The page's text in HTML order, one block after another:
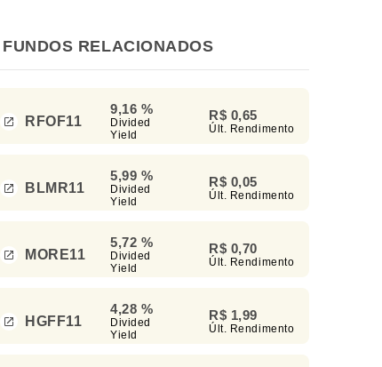
FUNDOS RELACIONADOS
RFOF11
9,16 %
Divided
Yield
R$ 0,65
Últ. Rendimento
BLMR11
5,99 %
Divided
Yield
R$ 0,05
Últ. Rendimento
MORE11
5,72 %
Divided
Yield
R$ 0,70
Últ. Rendimento
HGFF11
4,28 %
Divided
Yield
R$ 1,99
Últ. Rendimento